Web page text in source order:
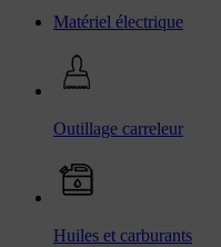
Matériel électrique
Outillage carreleur
Huiles et carburants